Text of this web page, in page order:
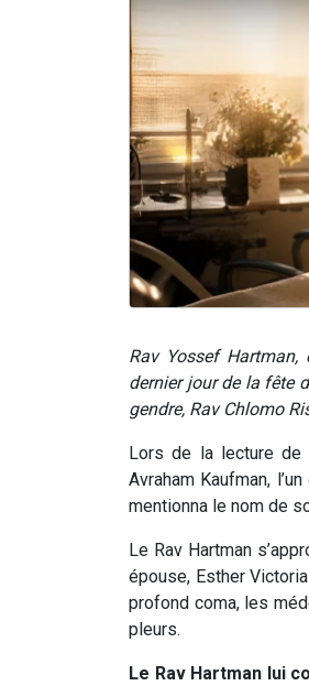
Rav Yossef Hartman,
dernier jour de la fête
gendre, Rav Chlomo
Lors de la lecture de
Avraham Kaufman,
mentionna le nom de
Le Rav Hartman
épouse, Esther
profond coma, les
pleurs.
Le Rav Hartman lui